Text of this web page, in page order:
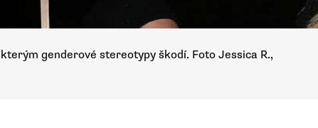
genderové stereotypy škodí. Foto Jessica R.,